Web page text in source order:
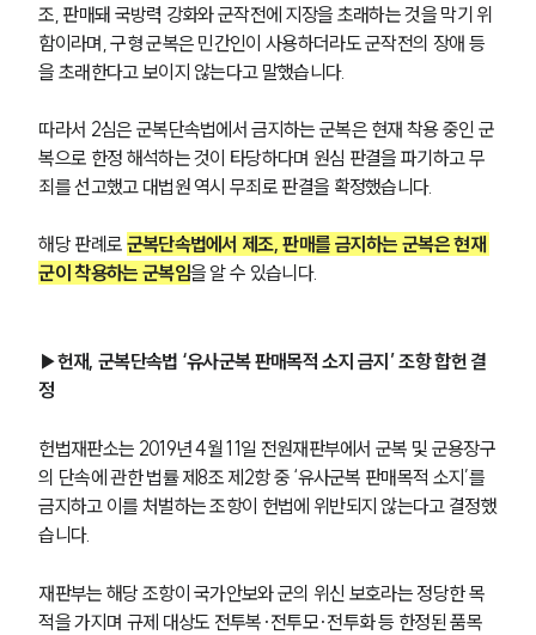
조, 판매돼 국방력 강화와 군작전에 지장을 초래하는 것을 막기 위
함이라며, 구형 군복은 민간인이 사용하더라도 군작전의 장애 등
을 초래한다고 보이지 않는다고 말했습니다.
따라서 2심은 군복단속법에서 금지하는 군복은 현재 착용 중인 군
복으로 한정 해석하는 것이 타당하다며 원심 판결을 파기하고 무
죄를 선고했고 대법원 역시 무죄로 판결을 확정했습니다.
해당 판례로 군복단속법에서 제조, 판매를 금지하는 군복은 현재
군이 착용하는 군복임을 알 수 있습니다.
▶헌재, 군복단속법 ‘유사군복 판매목적 소지 금지’ 조항 합헌 결
정
헌법재판소는 2019년 4월 11일 전원재판부에서 군복 및 군용장구
의 단속에 관한 법률 제8조 제2항 중 ‘유사군복 판매목적 소지’를
금지하고 이를 처벌하는 조항이 헌법에 위반되지 않는다고 결정했
습니다.
재판부는 해당 조항이 국가안보와 군의 위신 보호라는 정당한 목
적을 가지며 규제 대상도 전투복·전투모·전투화 등 한정된 품목